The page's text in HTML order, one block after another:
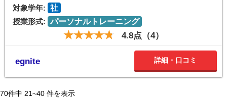
対象学年: 社
授業形式: パーソナルトレーニング
4.8点（4）
egnite 詳細・口コミ
70件中 21~40 件を表示